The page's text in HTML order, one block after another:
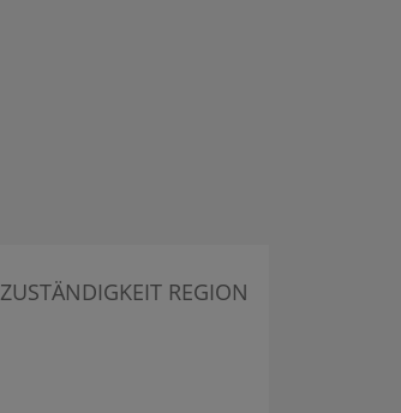
ZUSTÄNDIGKEIT REGION